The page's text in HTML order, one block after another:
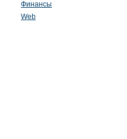
Финансы
Web